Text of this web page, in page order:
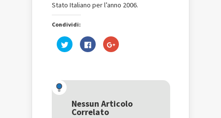
Stato Italiano per l’anno 2006.
Condividi:
Fai
clic
una
nuova
finestra)
Fai
clic
nuova
finestra)
Fai
clic
una
nuova
Nessun Articolo
Correlato